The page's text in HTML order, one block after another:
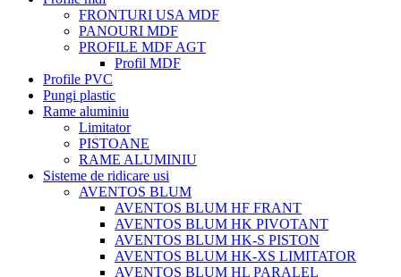
FRONTURI USA MDF
PANOURI MDF
PROFILE MDF AGT
Profil MDF
Profile PVC
Pungi plastic
Rame aluminiu
Limitator
PISTOANE
RAME ALUMINIU
Sisteme de ridicare usi
AVENTOS BLUM
AVENTOS BLUM HF FRANT
AVENTOS BLUM HK PIVOTANT
AVENTOS BLUM HK-S PISTON
AVENTOS BLUM HK-XS LIMITATOR
AVENTOS BLUM HL PARALEL